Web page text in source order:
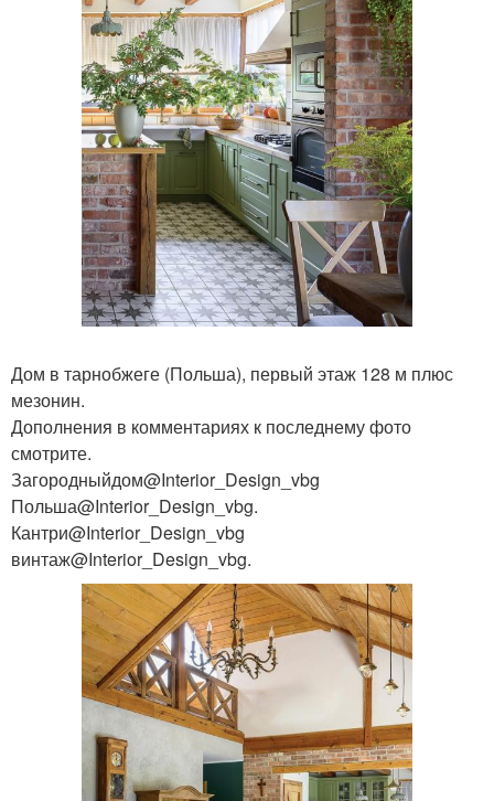
Дом в тарнобжеге (Польша), первый этаж 128 м плюс
мезонин.
Дополнения в комментариях к последнему фото
смотрите.
Загородныйдом@Interior_Design_vbg
Польша@Interior_Design_vbg.
Кантри@Interior_Design_vbg
винтаж@Interior_Design_vbg.